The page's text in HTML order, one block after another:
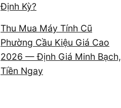
Định Kỳ?
Thu Mua Máy Tính Cũ
Phường Cầu Kiệu Giá Cao
2026 — Định Giá Minh Bạch,
Tiền Ngay